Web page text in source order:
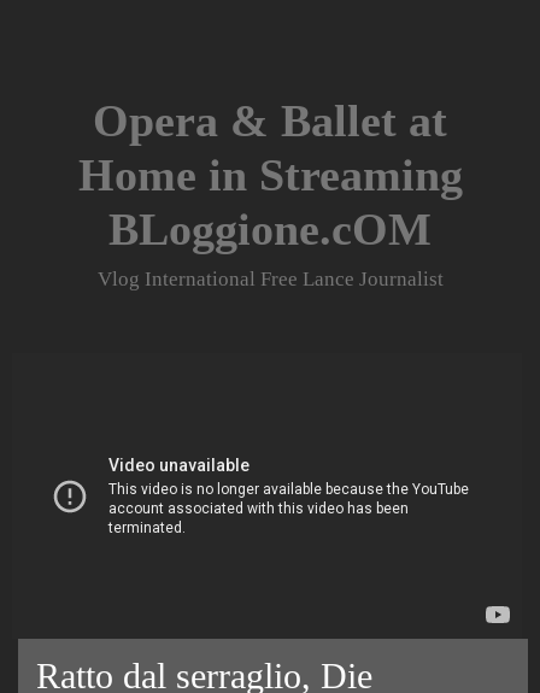
Opera & Ballet at
Home in Streaming
BLoggione.cOM
Vlog International Free Lance Journalist
Ratto dal serraglio, Die